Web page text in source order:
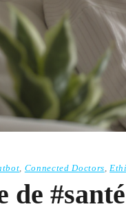
, Connected Doctors,
de